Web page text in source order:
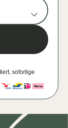
sofortige